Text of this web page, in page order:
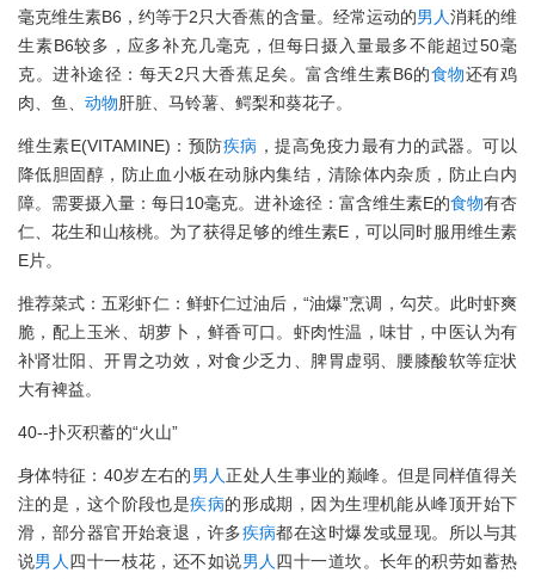
毫克维生素B6，约等于2只大香蕉的含量。经常运动的男人消耗的维
生素B6较多，应多补充几毫克，但每日摄入量最多不能超过50毫
克。进补途径：每天2只大香蕉足矣。富含维生素B6的食物还有鸡
肉、鱼、 动物肝脏、马铃薯、鳄梨和葵花子。
维生素E(VITAMINE)：预防疾病 ，提高免疫力最有力的武器。可以
降低胆固醇，防止血小板在动脉内集结，清除体内杂质，防止白内
障。需要摄入量：每日10毫克。进补途径：富含维生素E的食物有杏
仁、花生和山核桃。为了获得足够的维生素E，可以同时服用维生素
E片。
推荐菜式：五彩虾仁：鲜虾仁过油后，“油爆”烹调，勾芡。此时虾爽
脆，配上玉米、胡萝卜，鲜香可口。虾肉性温，味甘，中医认为有
补肾壮阳、开胃之功效，对食少乏力、脾胃虚弱、腰膝酸软等症状
大有裨益。
40--扑灭积蓄的“火山”
身体特征：40岁左右的男人正处人生事业的巅峰。但是同样值得关
注的是，这个阶段也是疾病的形成期，因为生理机能从峰顶开始下
滑，部分器官开始衰退，许多疾病都在这时爆发或显现。所以与其
说男人 四十一枝花，还不如说男人 四十一道坎。长年的积劳如蓄热